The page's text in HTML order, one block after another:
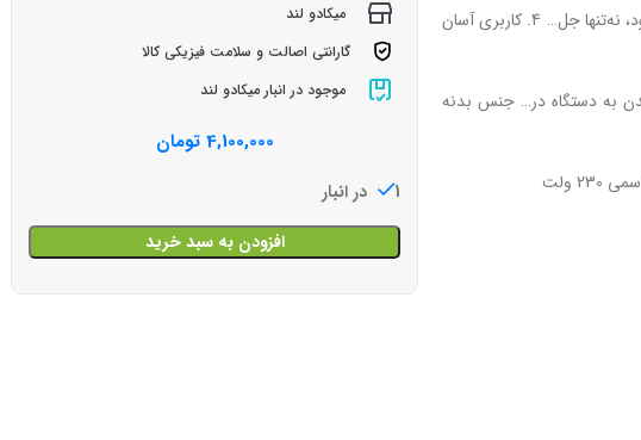
2.ظرفیت مناسب امکان پخت همزمان 1 تا 6 تخم‌مرغ، مناسب برای صبحانه… 3. طراحی زیبا و کاربردی این دستگاه با ظاهر مدرن و جمع‌وجور خود، نه‌تنها جل… 4. کاربری آسان
به دستگاه در… جنس بدنه
میکادو لند
گارانتی اصالت و سلامت فیزیکی کالا
موجود در انبار میکادو لند
4,100,000 تومان
1 در انبار
افزودن به سبد خرید